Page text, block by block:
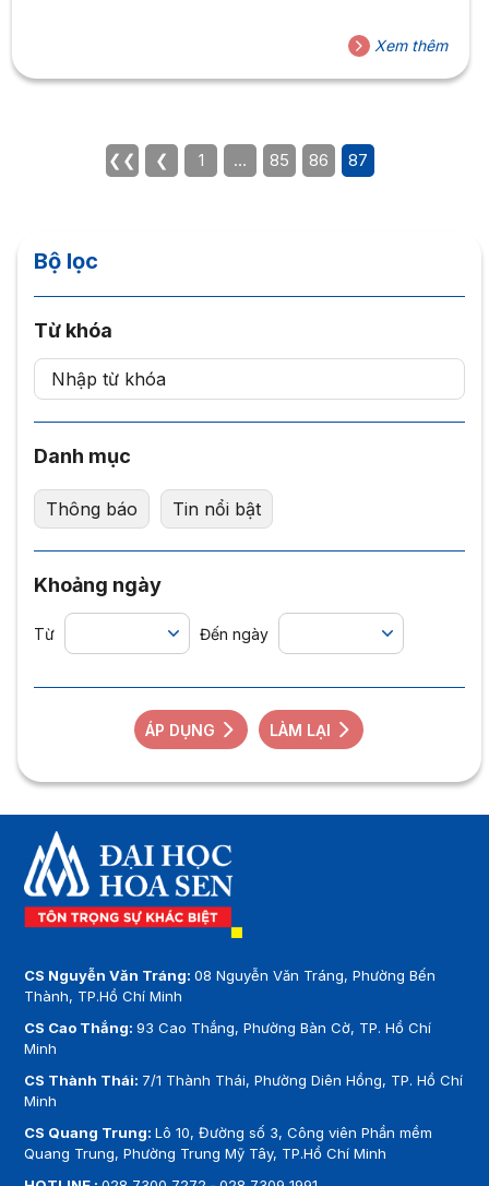
Thành phần ban giám khảo cuộc thi Marketer 3.0 Cuộc
thi Marketers 3.0 sẽ là một sân chơi không chỉ cho sinh
viên ngành marketing, mà dành cho tất cả sinh viên yêu
Xem thêm
❮❮ ❮ 1 … 85 86 87
Bộ lọc
Từ khóa
Danh mục
Thông báo Tin nổi bật
Khoảng ngày
Từ Đến ngày
ÁP DỤNG LÀM LẠI
CS Nguyễn Văn Tráng:08 Nguyễn Văn Tráng, Phường Bến
Thành, TP.Hồ Chí Minh
CS Cao Thắng:93 Cao Thắng, Phường Bàn Cờ, TP. Hồ Chí
Minh
CS Thành Thái: 7/1 Thành Thái, Phường Diên Hồng, TP. Hồ Chí
Minh
CS Quang Trung:Lô 10, Đường số 3, Công viên Phần mềm
Quang Trung, Phường Trung Mỹ Tây, TP.Hồ Chí Minh